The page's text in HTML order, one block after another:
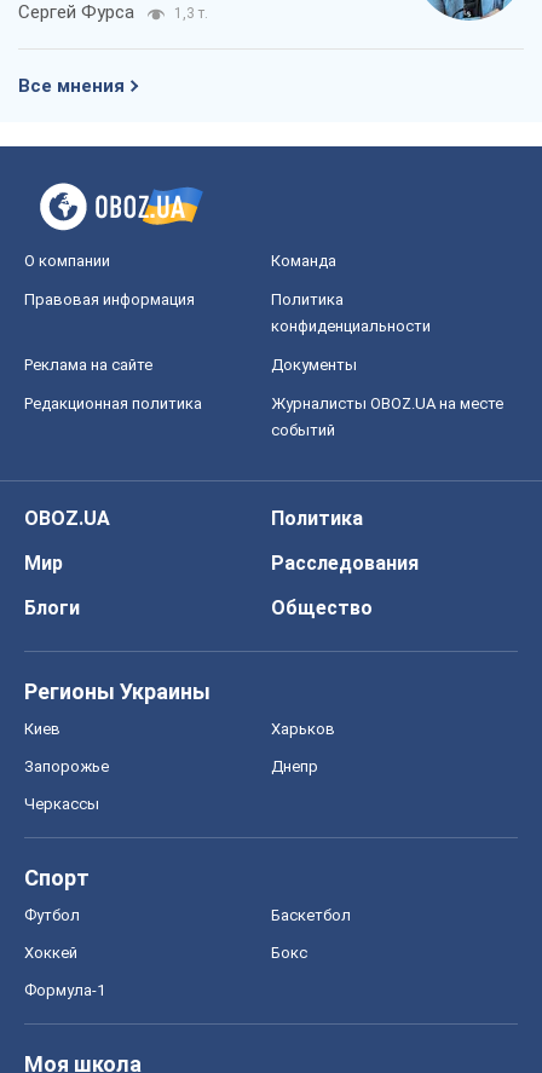
Сергей Фурса 1,3 т.
Все мнения
О компании Команда
Правовая информация
Политика
конфиденциальности
Реклама на сайте Документы
Редакционная политика
Журналисты OBOZ.UA на месте
событий
OBOZ.UA
Политика
Мир
Расследования
Блоги
Общество
Регионы Украины
Киев Харьков
Запорожье Днепр
Черкассы
Спорт
Футбол Баскетбол
Хоккей Бокс
Формула-1
Моя школа